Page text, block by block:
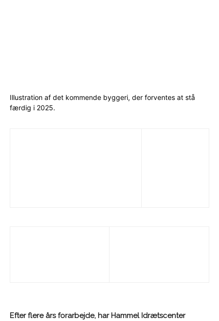
Illustration af det kommende byggeri, der forventes at stå
færdig i 2025.
Efter flere års forarbejde, har Hammel Idrætscenter